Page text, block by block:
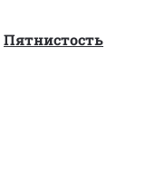
Пятнистость